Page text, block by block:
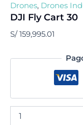
Drones, Drones
DJI Fly Cart 30
S/159,995.01